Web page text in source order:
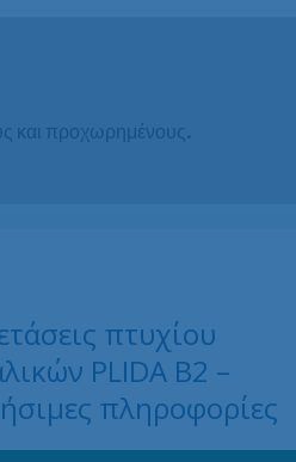
και προχωρημένους.
πτυχίου
PLIDA Β2 –
πληροφορίες